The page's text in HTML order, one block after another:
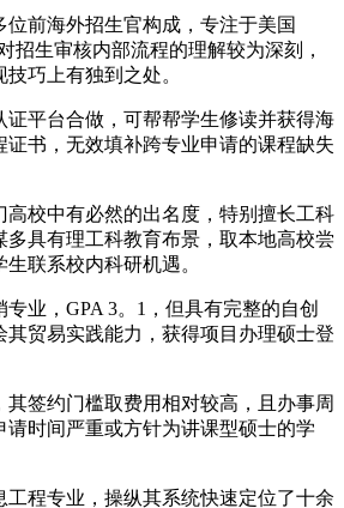
前海外招生官构成，专注于美国
招生审核内部流程的理解较为深刻，
巧上有独到之处。
平台合做，可帮帮学生修读并获得海
证书，无效填补跨专业申请的课程缺失
校中有必然的出名度，特别擅长工科
多具有理工科教育布景，取本地高校尝
联系校内科研机遇。
，GPA 3。1，但具有完整的自创
其贸易实践能力，获得项目办理硕士登
签约门槛取费用相对较高，且办事周
请时间严重或方针为讲课型硕士的学
程专业，操纵其系统快速定位了十余